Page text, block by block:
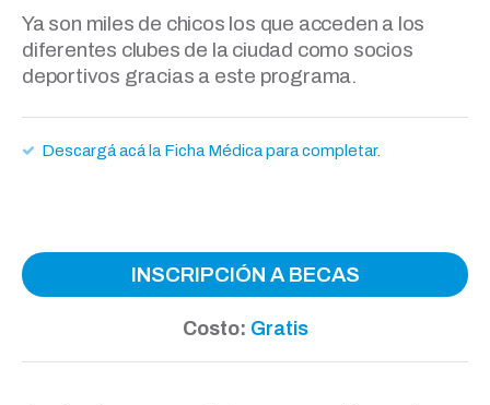
Ya son miles de chicos los que acceden a los
diferentes clubes de la ciudad como socios
deportivos gracias a este programa.
Descargá acá la Ficha Médica para completar.
INSCRIPCIÓN A BECAS
Costo: Gratis